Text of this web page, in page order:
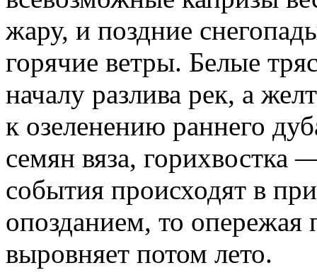
жару, и поздние
горячие ветры. Белые
началу разлива рек, а
к озеленению раннего
семян вяза,
события происходят в
опозданием, то опережая
выровняет потом лето.